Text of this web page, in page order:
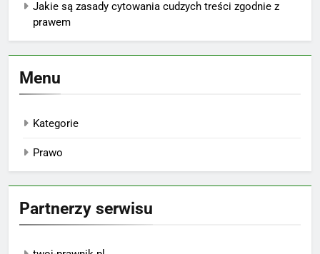
Jakie są zasady cytowania cudzych treści zgodnie z
prawem
Menu
Kategorie
Prawo
Partnerzy serwisu